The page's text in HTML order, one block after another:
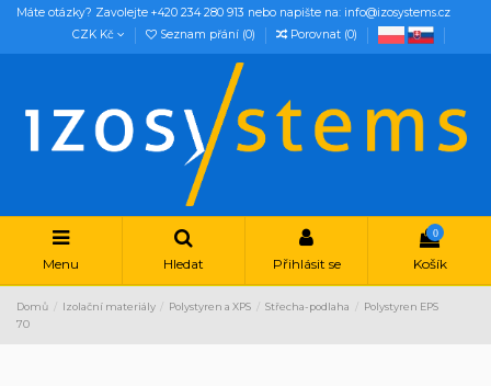
Máte otázky? Zavolejte +420 234 280 913 nebo napište na: info@izosystems.cz
CZK Kč
Seznam přání (0) Porovnat (0)
Menu Hledat Přihlásit se
0
Košík
Domů Izolační materiály Polystyren a XPS Střecha-podlaha
Polystyren EPS
70